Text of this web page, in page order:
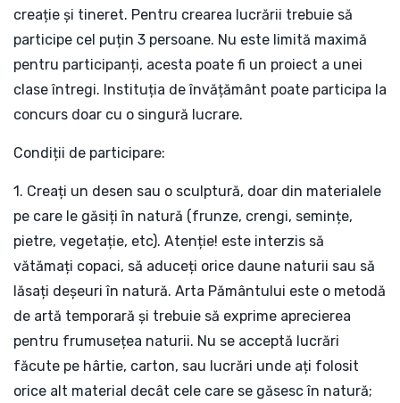
creație și tineret. Pentru crearea lucrării trebuie să
participe cel puțin 3 persoane. Nu este limită maximă
pentru participanți, acesta poate fi un proiect a unei
clase întregi. Instituția de învățământ poate participa la
concurs doar cu o singură lucrare.
Condiții de participare:
1. Creați un desen sau o sculptură, doar din materialele
pe care le găsiți în natură (frunze, crengi, semințe,
pietre, vegetație, etc). Atenție! este interzis să
vătămați copaci, să aduceți orice daune naturii sau să
lăsați deșeuri în natură. Arta Pământului este o metodă
de artă temporară și trebuie să exprime aprecierea
pentru frumusețea naturii. Nu se acceptă lucrări
făcute pe hârtie, carton, sau lucrări unde ați folosit
orice alt material decât cele care se găsesc în natură;